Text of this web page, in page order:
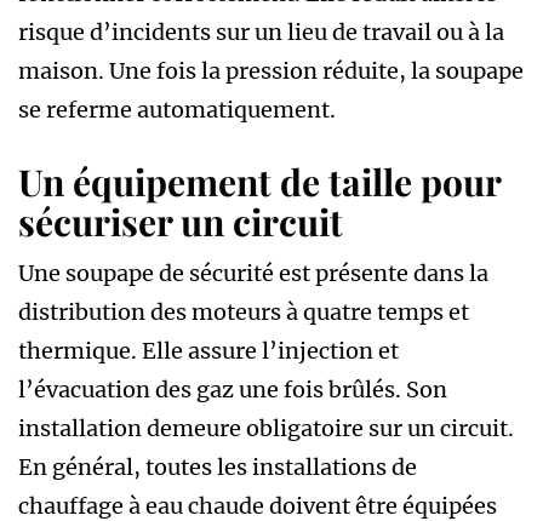
risque d’incidents sur un lieu de travail ou à la
maison. Une fois la pression réduite, la soupape
se referme automatiquement.
Un équipement de taille pour
sécuriser un circuit
Une soupape de sécurité est présente dans la
distribution des moteurs à quatre temps et
thermique. Elle assure l’injection et
l’évacuation des gaz une fois brûlés. Son
installation demeure obligatoire sur un circuit.
En général, toutes les installations de
chauffage à eau chaude doivent être équipées